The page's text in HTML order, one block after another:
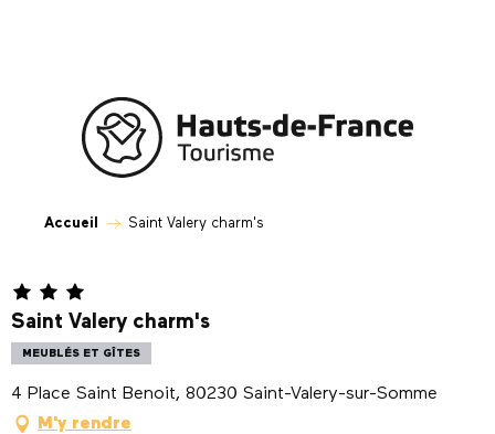
Accueil Saint Valery charm's
Saint Valery charm's
MEUBLÉS ET GÎTES
4 Place Saint Benoit, 80230 Saint-Valery-sur-Somme
M'y rendre